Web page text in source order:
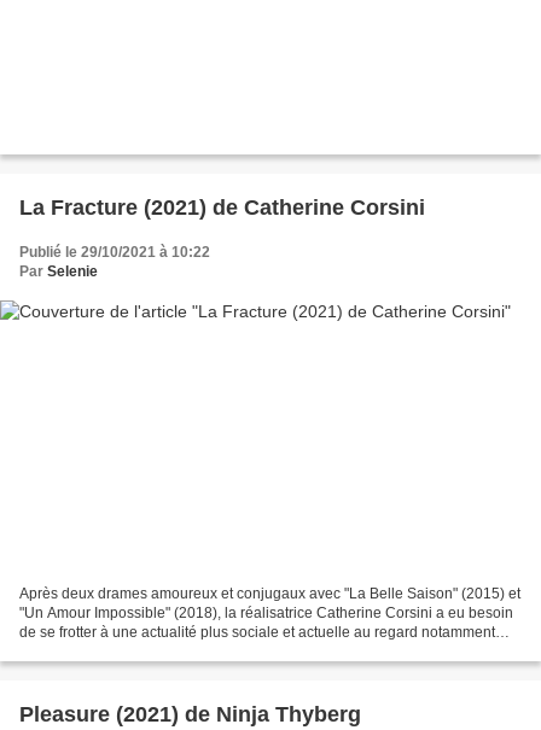
La Fracture (2021) de Catherine Corsini
Publié le 29/10/2021 à 10:22
Par Selenie
Après deux drames amoureux et conjugaux avec "La Belle Saison" (2015) et
"Un Amour Impossible" (2018), la réalisatrice Catherine Corsini a eu besoin
de se frotter à une actualité plus sociale et actuelle au regard notamment
Pleasure (2021) de Ninja Thyberg